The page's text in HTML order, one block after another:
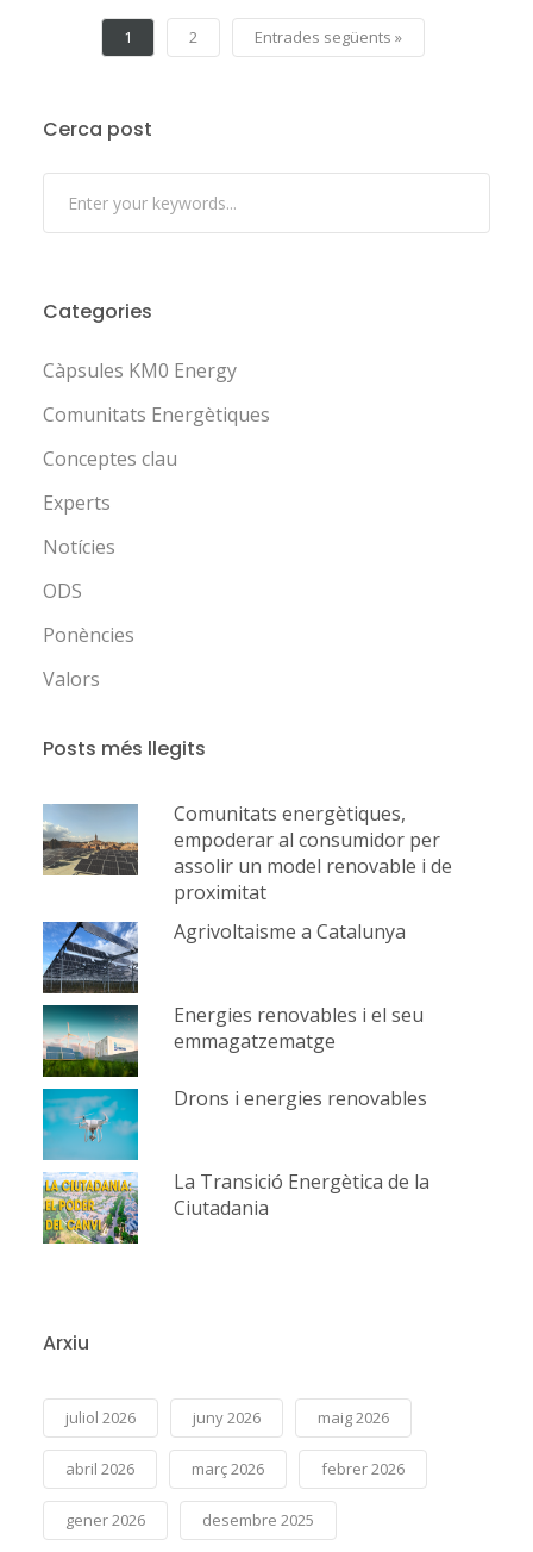
1 2 Entrades següents »
Cerca post
Categories
Càpsules KM0 Energy
Comunitats Energètiques
Conceptes clau
Experts
Notícies
ODS
Ponències
Valors
Posts més llegits
Comunitats energètiques,
empoderar al consumidor per
assolir un model renovable i de
proximitat
Agrivoltaisme a Catalunya
Energies renovables i el seu
emmagatzematge
Drons i energies renovables
La Transició Energètica de la
Ciutadania
Arxiu
juliol 2026 juny 2026 maig 2026
abril 2026 març 2026 febrer 2026
gener 2026 desembre 2025